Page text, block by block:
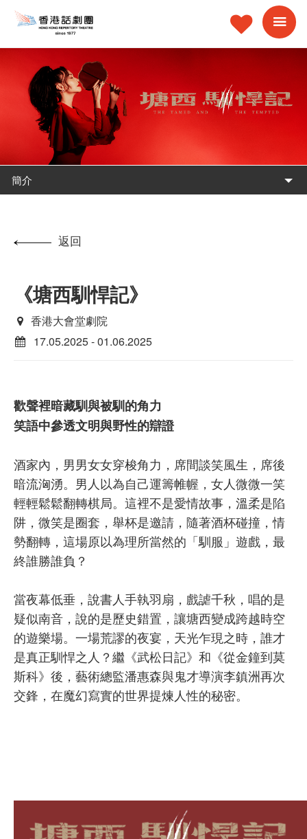
簡介
返回
《塘西馴悍記》
香港大會堂劇院
17.05.2025 - 01.06.2025
歡聲裡暗藏馴與被馴的角力
笑語中參透文明與野性的辯證
酒家內，男男女女穿梭角力，席間談笑風生，席後
暗流洶湧。男人以為自己運籌帷幄，女人微微一笑
輕輕鬆鬆翻轉棋局。這裡不是愛情故事，溫柔是陷
阱，微笑是圈套，舉杯是邀請，隨著酒杯碰撞，情
勢翻轉，這場原以為理所當然的「馴服」遊戲，最
終誰勝誰負？
當夜幕低垂，說書人手執羽扇，戲謔千秋，唱的是
疑似南音，說的是歷史錯置，讓塘西變成跨越時空
的遊樂場。一場荒謬的夜宴，天光乍現之時，誰才
是真正馴悍之人？繼《武松日記》和《從金鐘到莫
斯科》後，藝術總監潘惠森與鬼才導演李鎮洲再次
交鋒，在魔幻寫實的世界提煉人性的秘密。